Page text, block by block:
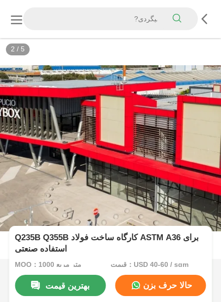
3 / 5
Q235B Q355B کارگاه ساخت فولاد ASTM A36 برای
استفاده صنعتی
MOQ：1000 متر مربع قیمت：USD 40-60 / sqm
بهترین قیمت حالا حرف بزن